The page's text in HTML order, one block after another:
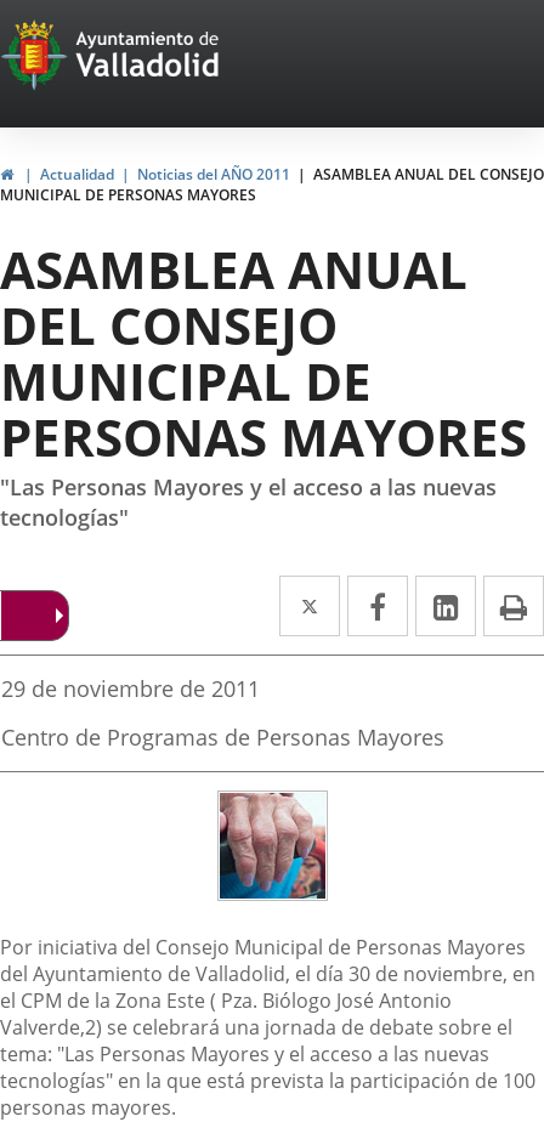
Portal
Web
del
Ayuntamiento
de
Valladolid
HomeActualidad Noticias del AÑO 2011
ASAMBLEA ANUAL DEL CONSEJO
MUNICIPAL DE PERSONAS MAYORES
ASAMBLEA ANUAL
DEL CONSEJO
MUNICIPAL DE
PERSONAS MAYORES
"Las Personas Mayores y el acceso a las nuevas
tecnologías"
Twitter
Enlace
a
aplicación
externa.
Facebook
Enlace
a
externa.
Enlace
a
Fecha
la
noticia
29 de noviembre de 2011
Fuente
la
Centro de Programas de Personas Mayores
Descripción
Por iniciativa del Consejo Municipal de Personas Mayores
del Ayuntamiento de Valladolid, el día 30 de noviembre, en
el CPM de la Zona Este ( Pza. Biólogo José Antonio
Valverde,2) se celebrará una jornada de debate sobre el
tema: "Las Personas Mayores y el acceso a las nuevas
tecnologías" en la que está prevista la participación de 100
personas mayores.